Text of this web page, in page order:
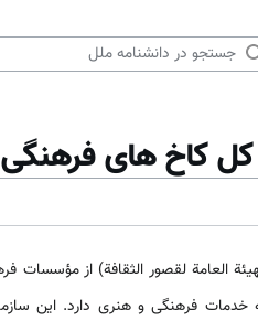
کل کاخ های
العامة لقصور الثقافة) از
خدمات فرهنگی و هنری دارد. این